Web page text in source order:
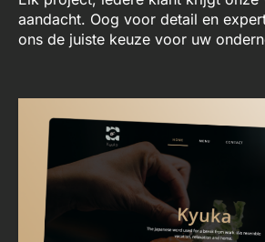
aandacht. Oog voor detail en
ons de juiste keuze voor uw